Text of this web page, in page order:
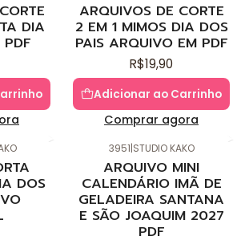
DIA
PDF
ARQUIVOS DE CORTE
2 EM 1 MIMOS DIA DOS
PAIS ARQUIVO EM PDF
R$19,90
Adicionar ao Carrinho
Comprar agora
DOS
3951|STUDIO KAKO
ARQUIVO MINI
CALENDÁRIO IMÃ DE
GELADEIRA SANTANA
E SÃO JOAQUIM 2027
PDF